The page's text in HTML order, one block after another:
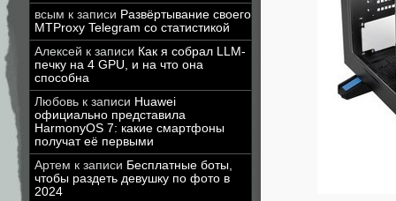
всым к записи Развёртывание своего
MTProxy Telegram со статистикой
Алексей к записи Как я собрал LLM-
печку на 4 GPU, и на что она
способна
Любовь к записи Huawei
официально представила
HarmonyOS 7: какие смартфоны
получат её первыми
Артем к записи Бесплатные боты,
чтобы раздеть девушку по фото в
2024